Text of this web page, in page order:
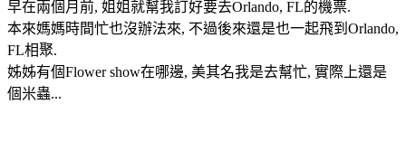
早在兩個月前, 姐姐就幫我訂好要去Orlando, FL的機票.
本來媽媽時間忙也沒辦法來, 不過後來還是也一起飛到Orlando,
FL相聚.
姊姊有個Flower show在哪邊, 美其名我是去幫忙, 實際上還是
個米蟲...